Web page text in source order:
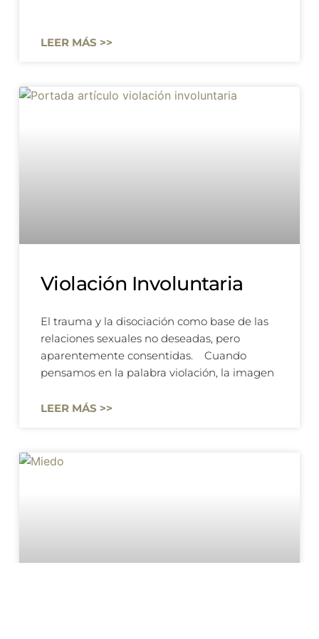
LEER MÁS >>
Violación Involuntaria
El trauma y la disociación como base de las
relaciones sexuales no deseadas, pero
aparentemente consentidas. Cuando
pensamos en la palabra violación, la imagen
LEER MÁS >>